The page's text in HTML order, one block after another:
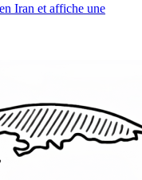
Iran et affiche une